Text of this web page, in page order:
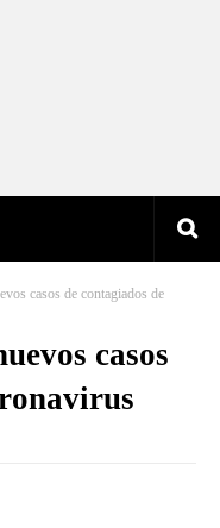
casos de contagiados de
casos